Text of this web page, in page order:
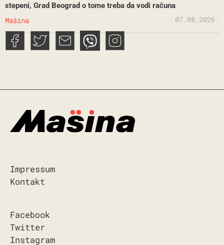
stepeni, Grad Beograd o tome treba da vodi računa
Mašina 07.08.2026.
Impressum
Kontakt
Facebook
Twitter
Instagram